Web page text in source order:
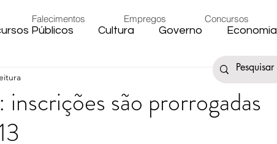
Falecimentos Empregos Concursos
Públicos Cultura Governo Economia
Fake News
Região
são prorrogadas